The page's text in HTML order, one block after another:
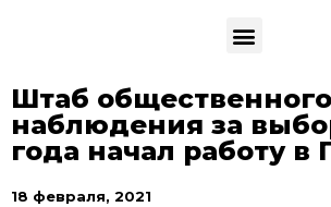
Штаб общественного
наблюдения за
года начал работу в
18 февраля, 2021